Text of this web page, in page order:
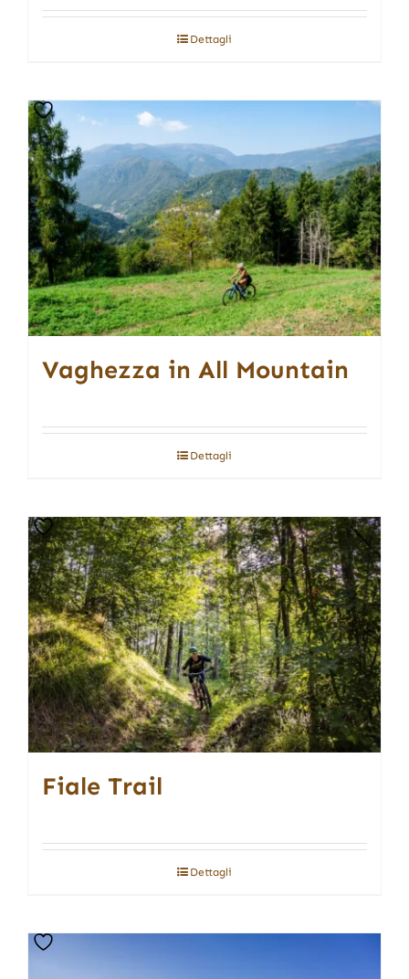
Dettagli
Vaghezza in All Mountain
Dettagli
Fiale Trail
Dettagli